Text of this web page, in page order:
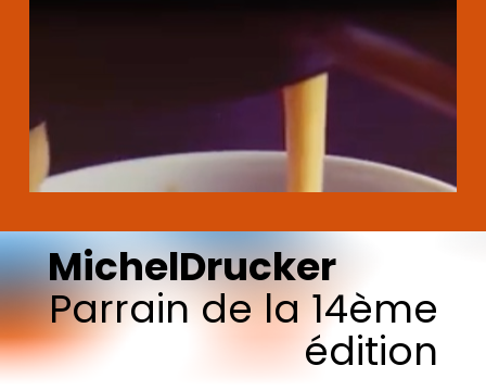
MichelDrucker
Parraindela 14ème
édition